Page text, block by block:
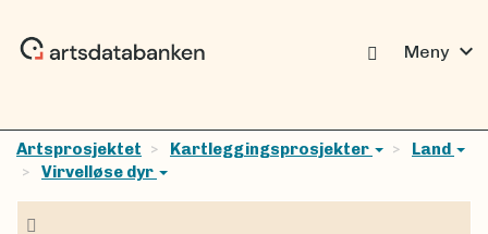
Meny expand_more
Artsprosjektet Kartleggingsprosjekter
Land
Virvelløse dyr